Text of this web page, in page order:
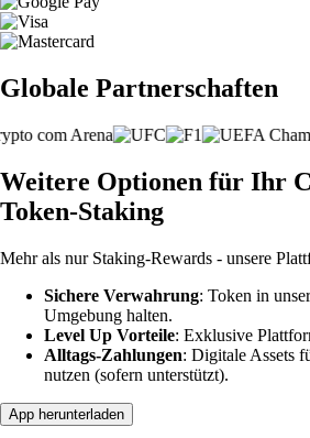
Globale Partnerschaften
Weitere Optionen für Ihr
Token-Staking
Mehr als nur Staking-Rewards - unsere
Sichere Verwahrung: Token in
Umgebung halten.
Level Up Vorteile: Exklusive
Alltags-Zahlungen: Digitale Assets
nutzen (sofern unterstützt).
App herunterladen